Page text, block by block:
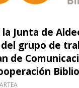
la Junta de
grupo de
de